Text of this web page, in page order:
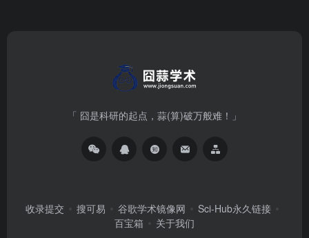
「 囧是科研的起点，蒜(算)破万般难！」
收录提交 搜可易 谷歌学术镜像网
Sci-Hub永久链接
百宝箱
关于我们